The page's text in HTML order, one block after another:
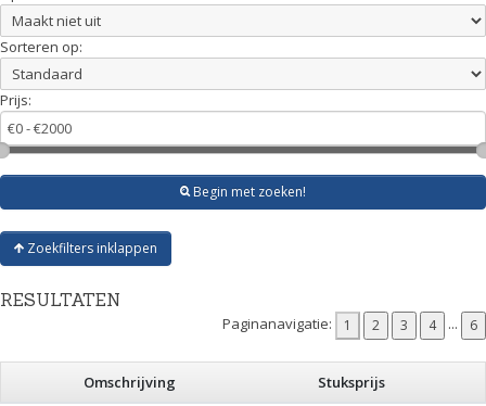
Sorteren op:
Prijs:
Begin met zoeken!
Zoekfilters inklappen
RESULTATEN
Paginanavigatie: ...
Omschrijving
Stuksprijs